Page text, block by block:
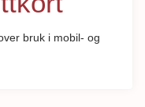
bruk i mobil- og